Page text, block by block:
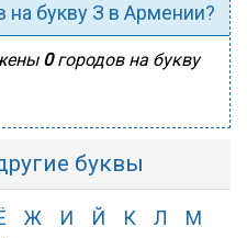
на букву З в Армении?
0городов на букву
буквы
Ж И Й К Л
М